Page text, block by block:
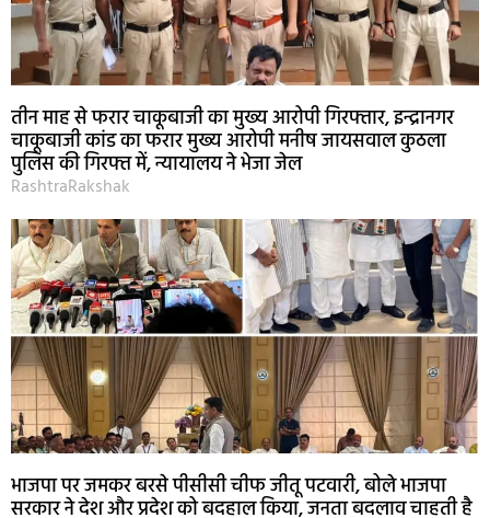
तीन माह से फरार चाकूबाजी का मुख्य आरोपी गिरफ्तार, इन्द्रानगर
चाकूबाजी कांड का फरार मुख्य आरोपी मनीष जायसवाल कुठला
पुलिस की गिरफ्त में, न्यायालय ने भेजा जेल
RashtraRakshak
भाजपा पर जमकर बरसे पीसीसी चीफ जीतू पटवारी, बोले भाजपा
सरकार ने देश और प्रदेश को बदहाल किया, जनता बदलाव चाहती है